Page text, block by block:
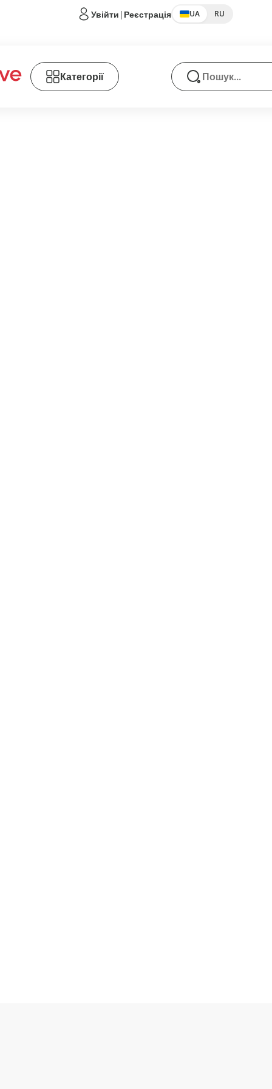
Увійти | Реєстрація UA RU
Категорії Пошук товарів